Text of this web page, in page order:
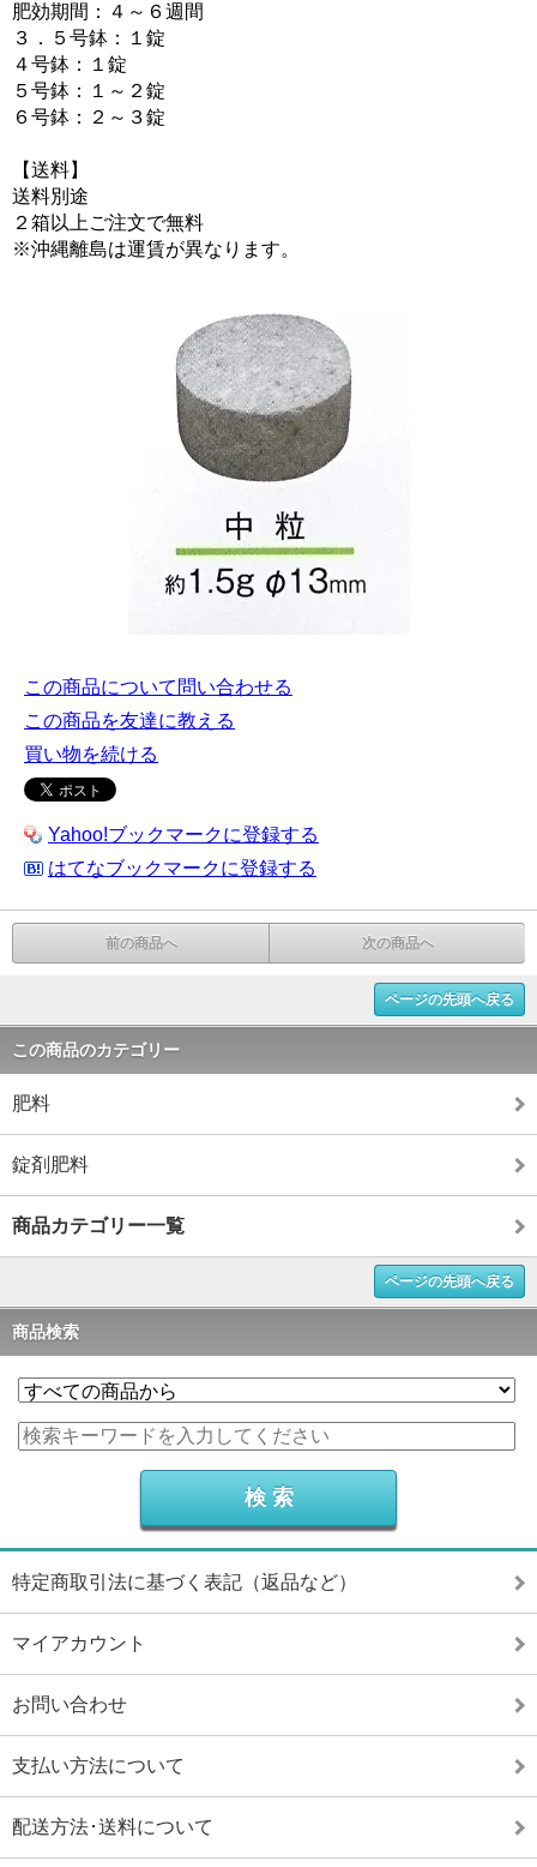
肥効期間：４～６週間
３．５号鉢：１錠
４号鉢：１錠
５号鉢：１～２錠
６号鉢：２～３錠
【送料】
送料別途
２箱以上ご注文で無料
※沖縄離島は運賃が異なります。
この商品について問い合わせる
この商品を友達に教える
買い物を続ける
Yahoo!ブックマークに登録する
はてなブックマークに登録する
前の商品へ 次の商品へ
ページの先頭へ戻る
この商品のカテゴリー
肥料
錠剤肥料
商品カテゴリー一覧
ページの先頭へ戻る
商品検索
特定商取引法に基づく表記（返品など）
マイアカウント
お問い合わせ
支払い方法について
配送方法･送料について